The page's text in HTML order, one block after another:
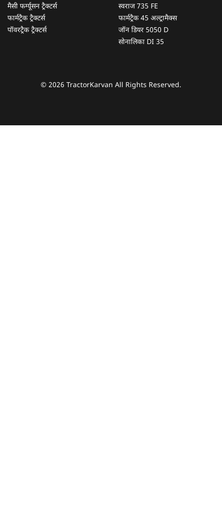
मैसी फर्ग्यूसन ट्रैक्टर्स
फार्मट्रैक ट्रैक्टर्स
पॉवरट्रैक ट्रैक्टर्स
स्वराज 735 FE
फार्मट्रैक 45 अल्ट्रामैक्स
जॉन डियर 5050 D
सोनालिका DI 35
© 2026 TractorKarvan All Rights Reserved.